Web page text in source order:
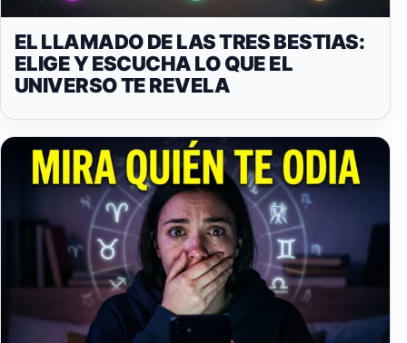
EL LLAMADO DE LAS TRES BESTIAS:
ELIGE Y ESCUCHA LO QUE EL
UNIVERSO TE REVELA